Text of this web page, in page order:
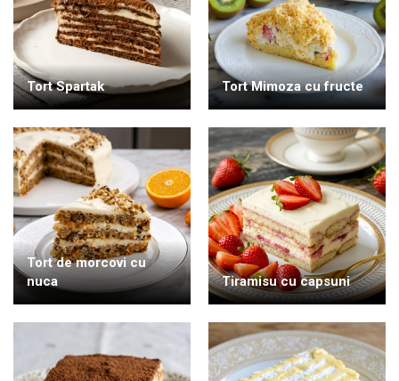
Tort Spartak Tort Mimoza cu fructe
Tort de morcovi cu
nuca
Tiramisu cu capsuni